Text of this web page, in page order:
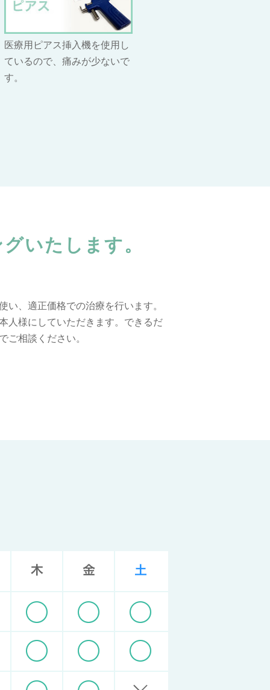
医療用ピアス挿入機を使用し
ているので、痛みが少ないで
す。
いたします。
、適正価格での治療を行います。
人様にしていただきます。できるだ
ご相談ください。